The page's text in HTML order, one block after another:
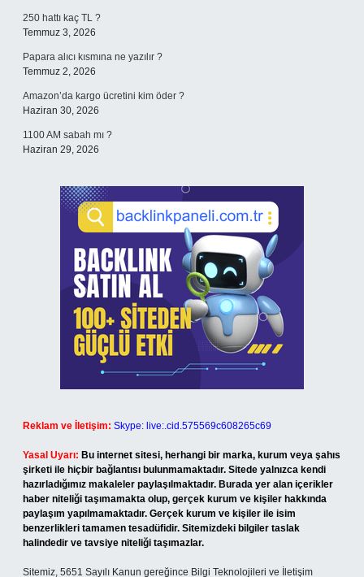
250 hattı kaç TL ?
Temmuz 3, 2026
Papara alıcı kısmına ne yazılır ?
Temmuz 2, 2026
Amazon’da kargo ücretini kim öder ?
Haziran 30, 2026
1100 AM sabah mı ?
Haziran 29, 2026
Reklam ve İletişim: Skype: live:.cid.575569c608265c69
Yasal Uyarı: Bu internet sitesi, herhangi bir marka, kurum veya şahıs
şirketi ile hiçbir bağlantısı bulunmamaktadır. Sitede yalnızca kendi
hazırladığımız makaleler paylaşılmaktadır. Burada yer alan içerikler
haber niteliği taşımamakta olup, gerçek kurum ve kişiler hakkında
paylaşım yapılmamaktadır. Gerçek kurum ve kişiler ile isim
benzerlikleri tamamen tesadüfidir. Sitemizdeki bilgiler taslak
halindedir ve tavsiye niteliği taşımazlar.
Sitemiz, 5651 Sayılı Kanun gereğince Bilgi Teknolojileri ve İletişim